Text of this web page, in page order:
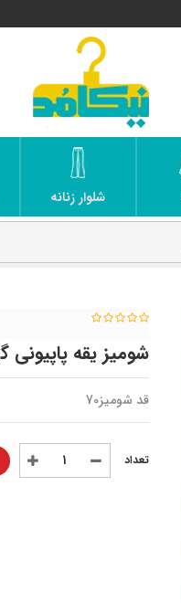
شلوار زنانه
شومیز یقه پاپیونی
قد شومیز70